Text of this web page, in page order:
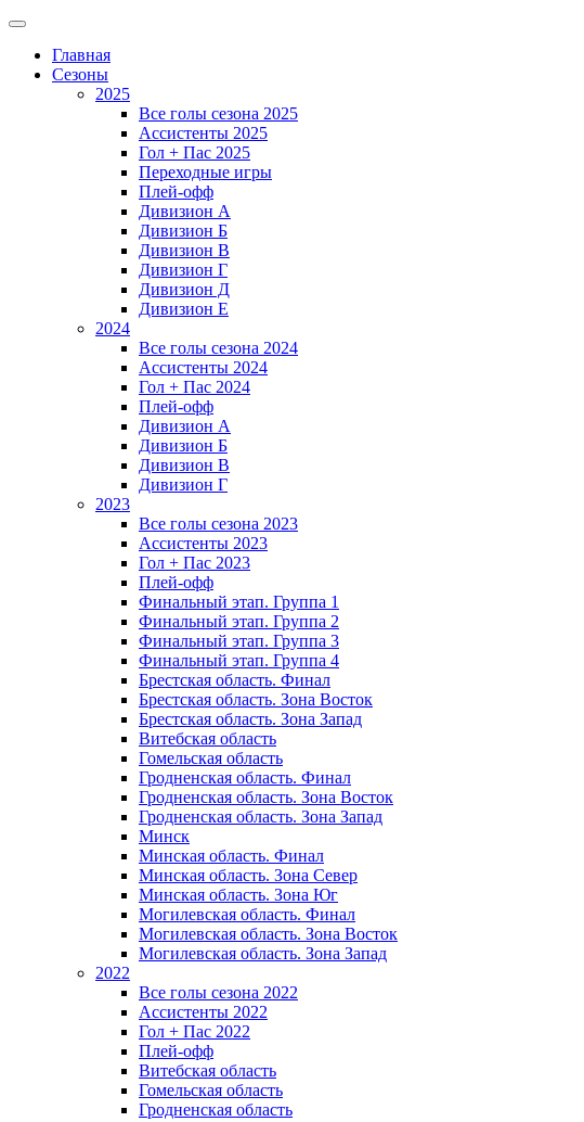
Главная
Сезоны
2025
Все голы сезона 2025
Ассистенты 2025
Гол + Пас 2025
Переходные игры
Плей-офф
Дивизион A
Дивизион Б
Дивизион В
Дивизион Г
Дивизион Д
Дивизион Е
2024
Все голы сезона 2024
Ассистенты 2024
Гол + Пас 2024
Плей-офф
Дивизион A
Дивизион Б
Дивизион В
Дивизион Г
2023
Все голы сезона 2023
Ассистенты 2023
Гол + Пас 2023
Плей-офф
Финальный этап. Группа 1
Финальный этап. Группа 2
Финальный этап. Группа 3
Финальный этап. Группа 4
Брестская область. Финал
Брестская область. Зона Восток
Брестская область. Зона Запад
Витебская область
Гомельская область
Гродненская область. Финал
Гродненская область. Зона Восток
Гродненская область. Зона Запад
Минск
Минская область. Финал
Минская область. Зона Север
Минская область. Зона Юг
Могилевская область. Финал
Могилевская область. Зона Восток
Могилевская область. Зона Запад
2022
Все голы сезона 2022
Ассистенты 2022
Гол + Пас 2022
Плей-офф
Витебская область
Гомельская область
Гродненская область